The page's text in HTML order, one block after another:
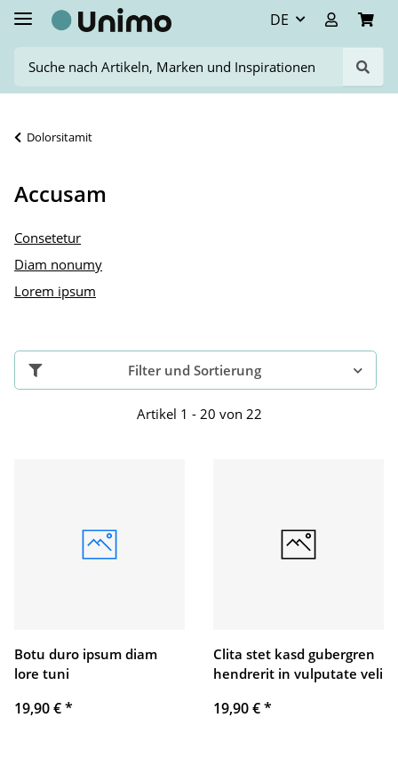
DE
Dolorsitamit
Accusam
Consetetur
Diam nonumy
Lorem ipsum
Filter und Sortierung
Artikel 1 - 20 von 22
Botu duro ipsum diam
lore tuni
19,90 €*
Clita stet kasd gubergren
hendrerit in vulputate veli
19,90 €*